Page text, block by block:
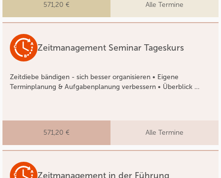
571,20 € Alle Termine
Zeitmanagement Seminar Tageskurs
Zeitdiebe bändigen - sich besser organisieren • Eigene
Terminplanung & Aufgabenplanung verbessern • Überblick …
571,20 € Alle Termine
Zeitmanagement in der Führung